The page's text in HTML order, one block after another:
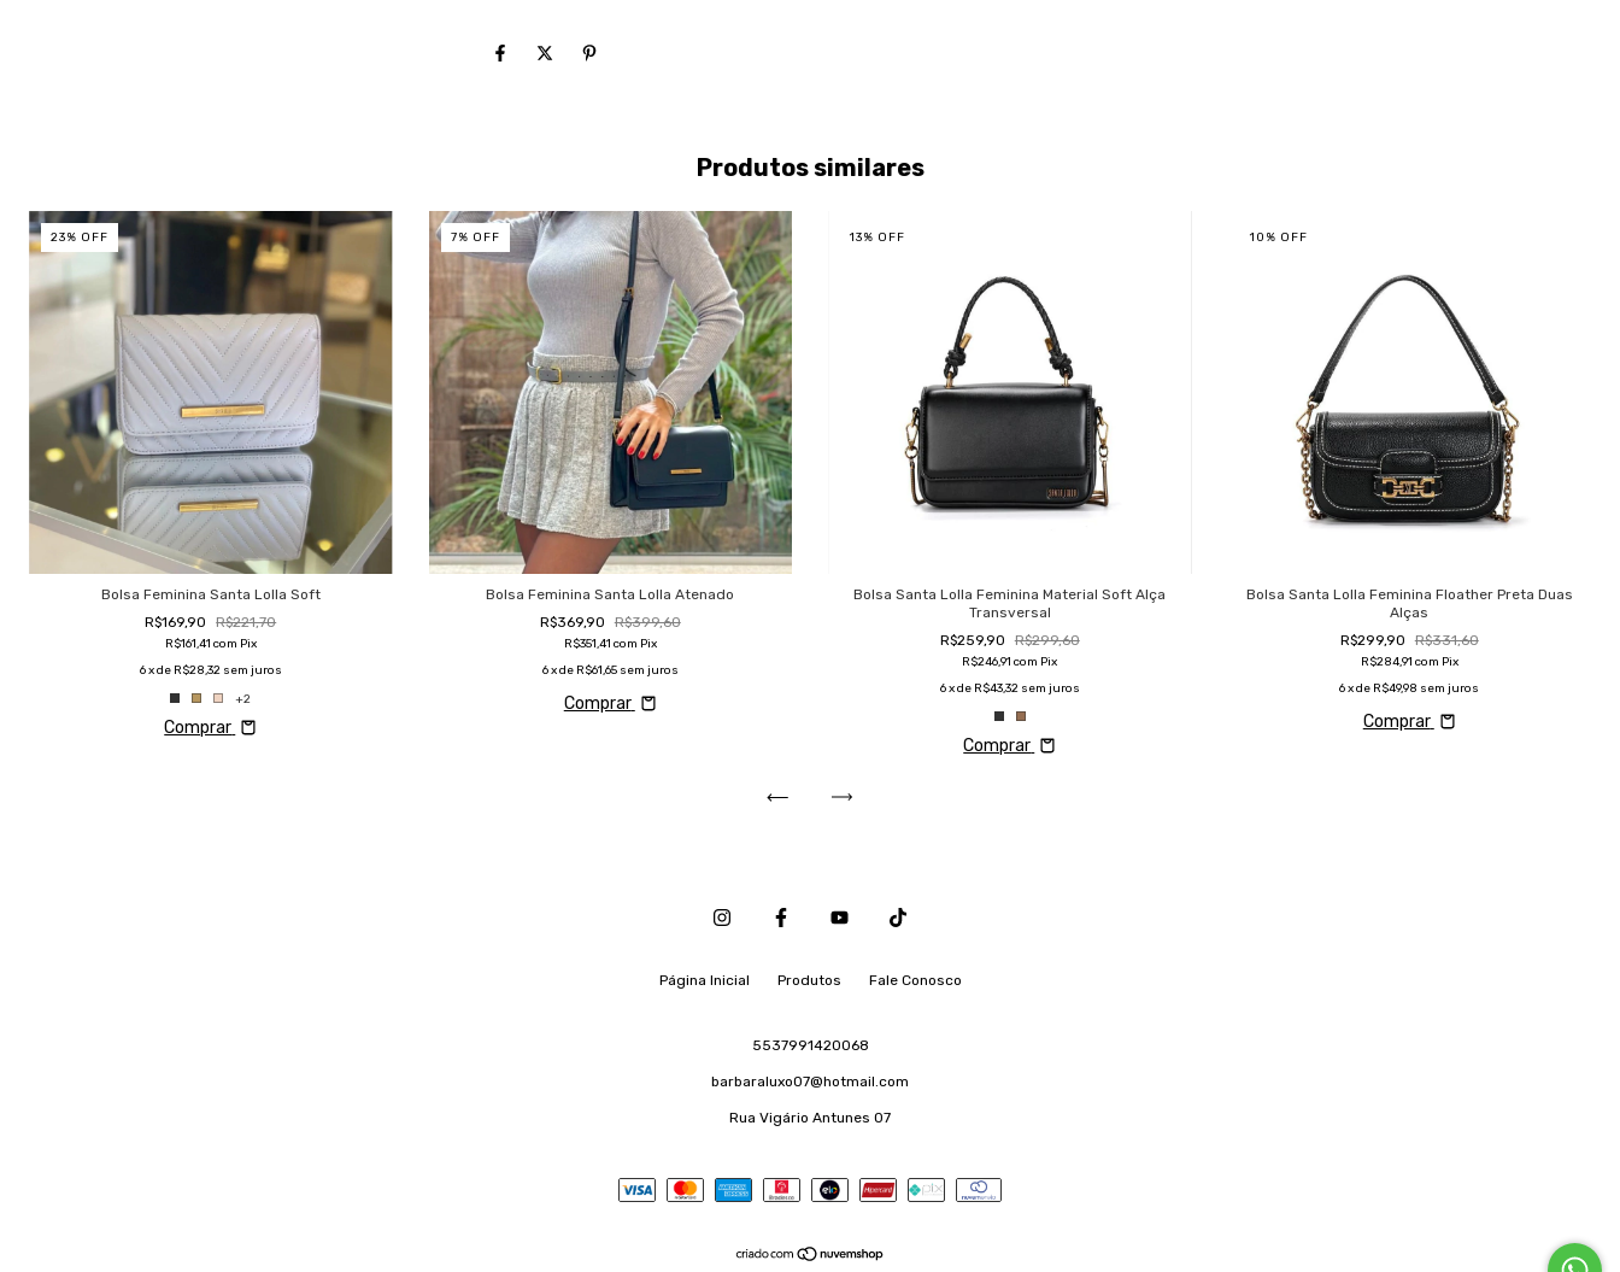
Produtos similares
23% OFF
Bolsa Feminina Santa Lolla Soft
R$169,90
R$221,70
R$161,41 com Pix
6x de R$28,32 sem juros
+2
Comprar
7% OFF
Bolsa Feminina Santa Lolla Atenado
R$369,90
R$399,60
R$351,41 com Pix
6x de R$61,65 sem juros
Comprar
13% OFF
Bolsa Santa Lolla Feminina Material Soft Alça
Transversal
R$259,90
R$299,60
R$246,91com Pix
6x de R$43,32 sem juros
Comprar
10 % OFF
Bolsa Santa Lolla Feminina Floather Preta Duas
Alças
R$299,90
R$331,60
R$284,91 com Pix
6x de R$49,98 sem juros
Comprar
Página Inicial Produtos Fale Conosco
5537991420068
barbaraluxo07@hotmail.com
Rua Vigário Antunes 07